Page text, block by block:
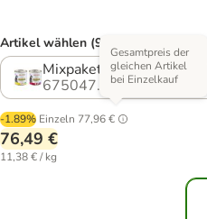
Artikel wählen (9 Varianten)
Mixpaket 1 (Hühnerfilet,
675047.6
-1.89% Einzeln 77,96 €
Gesamtpreis der
gleichen Artikel
bei Einzelkauf
76,49 €
11,38 € / kg